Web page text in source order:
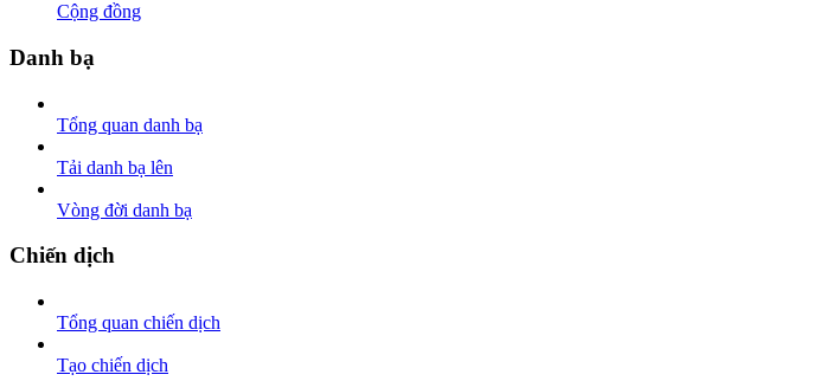
Cộng đồng
Danh bạ
Tổng quan danh bạ
Tải danh bạ lên
Vòng đời danh bạ
Chiến dịch
Tổng quan chiến dịch
Tạo chiến dịch